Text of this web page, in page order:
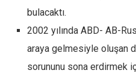
bulacaktı.
2002 yılında ABD- AB-
araya gelmesiyle oluşan
sorununu sona erdirmek